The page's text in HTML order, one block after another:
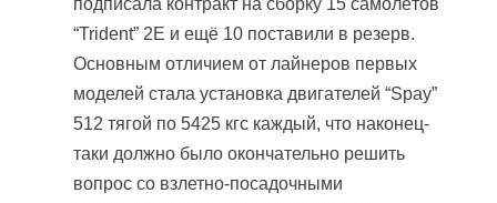
подписала контракт на сборку 15 самолётов
“Trident” 2E и ещё 10 поставили в резерв.
Основным отличием от лайнеров первых
моделей стала установка двигателей “Spay”
512 тягой по 5425 кгс каждый, что наконец-
таки должно было окончательно решить
вопрос со взлетно-посадочными